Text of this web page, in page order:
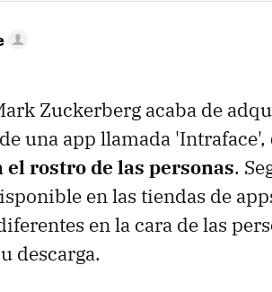
Zuckerberg acaba de
una app llamada 'Intraface',
el rostro de las personas.
en las tiendas de
en la cara de las
descarga.